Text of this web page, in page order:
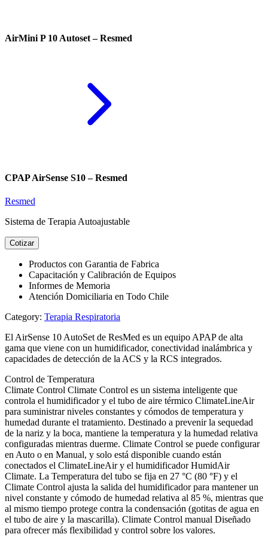
AirMini P 10 Autoset – Resmed
CPAP AirSense S10 – Resmed
Resmed
Sistema de Terapia Autoajustable
Cotizar
Productos con Garantia de Fabrica
Capacitación y Calibración de Equipos
Informes de Memoria
Atención Domiciliaria en Todo Chile
Category: Terapia Respiratoria
El AirSense 10 AutoSet de ResMed es un equipo APAP de alta
gama que viene con un humidificador, conectividad inalámbrica y
capacidades de detección de la ACS y la RCS integrados.
Control de Temperatura
Climate Control Climate Control es un sistema inteligente que
controla el humidificador y el tubo de aire térmico ClimateLineAir
para suministrar niveles constantes y cómodos de temperatura y
humedad durante el tratamiento. Destinado a prevenir la sequedad
de la nariz y la boca, mantiene la temperatura y la humedad relativa
configuradas mientras duerme. Climate Control se puede configurar
en Auto o en Manual, y solo está disponible cuando están
conectados el ClimateLineAir y el humidificador HumidAir
Climate. La Temperatura del tubo se fija en 27 °C (80 °F) y el
Climate Control ajusta la salida del humidificador para mantener un
nivel constante y cómodo de humedad relativa al 85 %, mientras que
al mismo tiempo protege contra la condensación (gotitas de agua en
el tubo de aire y la mascarilla). Climate Control manual Diseñado
para ofrecer más flexibilidad y control sobre los valores.